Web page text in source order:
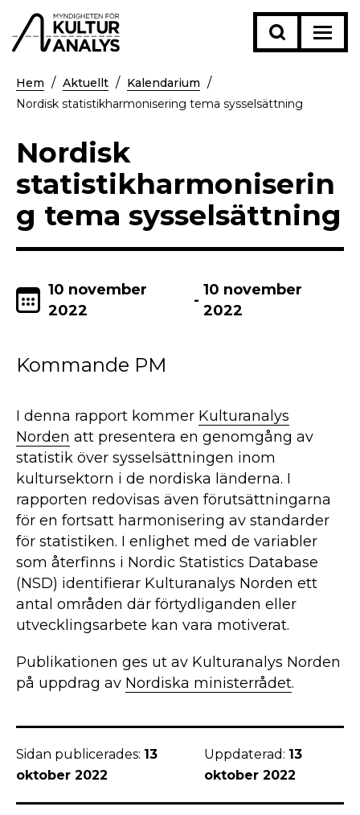
Hem Aktuellt
Kalendarium
Nordisk statistikharmonisering tema sysselsättning
Nordisk
statistikharmoniserin
g tema sysselsättning
10 november
2022
-
10 november
2022
Kommande PM
I denna rapport kommer Kulturanalys
Norden att presentera en genomgång av
statistik över sysselsättningen inom
kultursektorn i de nordiska länderna. I
rapporten redovisas även förutsättningarna
för en fortsatt harmonisering av standarder
för statistiken. I enlighet med de variabler
som återfinns i Nordic Statistics Database
(NSD) identifierar Kulturanalys Norden ett
antal områden där förtydliganden eller
utvecklingsarbete kan vara motiverat.
Publikationen ges ut av Kulturanalys Norden
på uppdrag av Nordiska ministerrådet.
Sidan publicerades: 13
oktober 2022
Uppdaterad: 13
oktober 2022